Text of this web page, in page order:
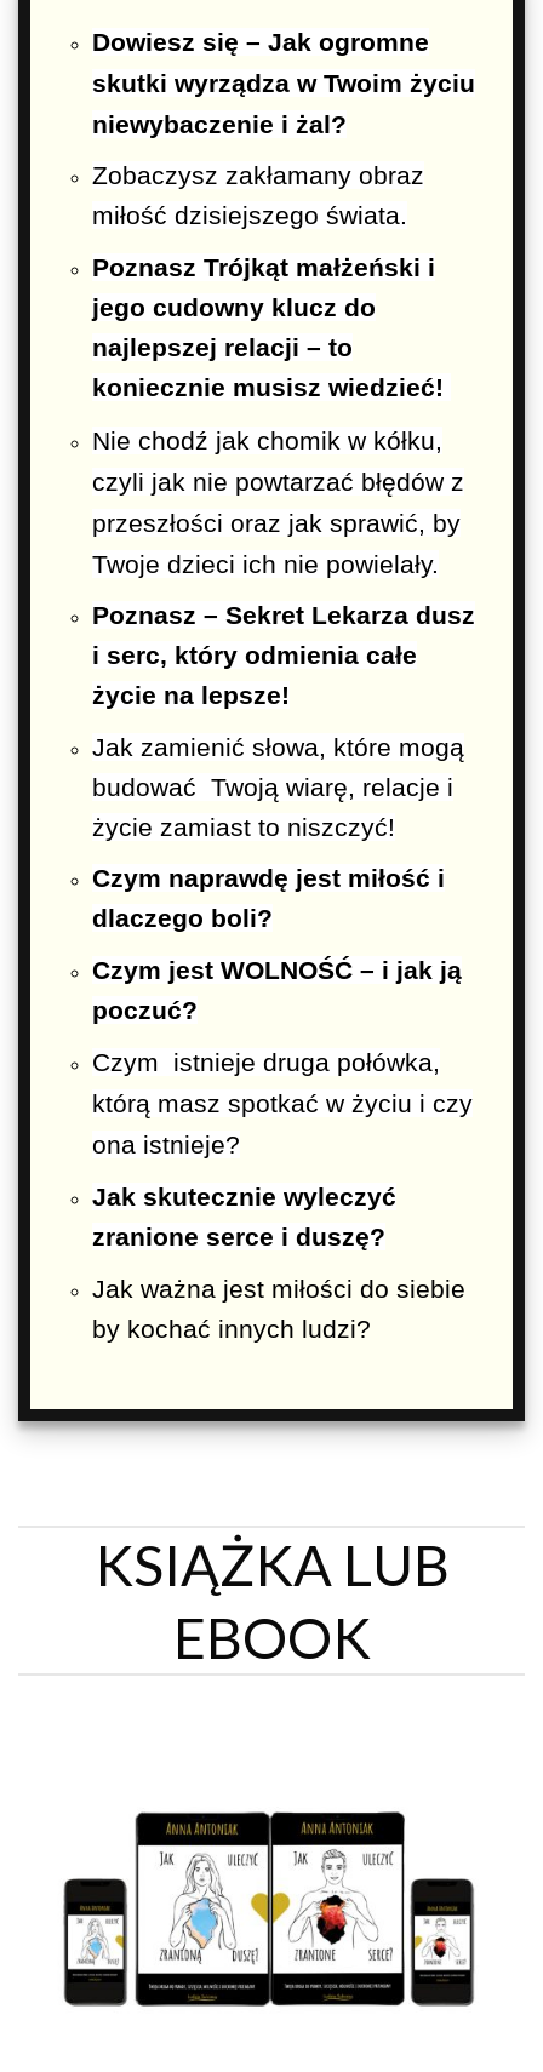
Dowiesz się – Jak ogromne
skutki wyrządza w Twoim życiu
niewybaczenie i żal?
Zobaczysz zakłamany obraz
miłość dzisiejszego świata.
Poznasz Trójkąt małżeński i
jego cudowny klucz do
najlepszej relacji – to
koniecznie musisz wiedzieć!
Nie chodź jak chomik w kółku,
czyli jak nie powtarzać błędów z
przeszłości oraz jak sprawić, by
Twoje dzieci ich nie powielały.
Poznasz – Sekret Lekarza dusz
i serc, który odmienia całe
życie na lepsze!
Jak zamienić słowa, które mogą
budować Twoją wiarę, relacje i
życie zamiast to niszczyć!
Czym naprawdę jest miłość i
dlaczego boli?
Czym jest WOLNOŚĆ – i jak ją
poczuć?
Czym istnieje druga połówka,
którą masz spotkać w życiu i czy
ona istnieje?
Jak skutecznie wyleczyć
zranione serce i duszę?
Jak ważna jest miłości do siebie
by kochać innych ludzi?
KSIĄŻKA LUB
EBOOK